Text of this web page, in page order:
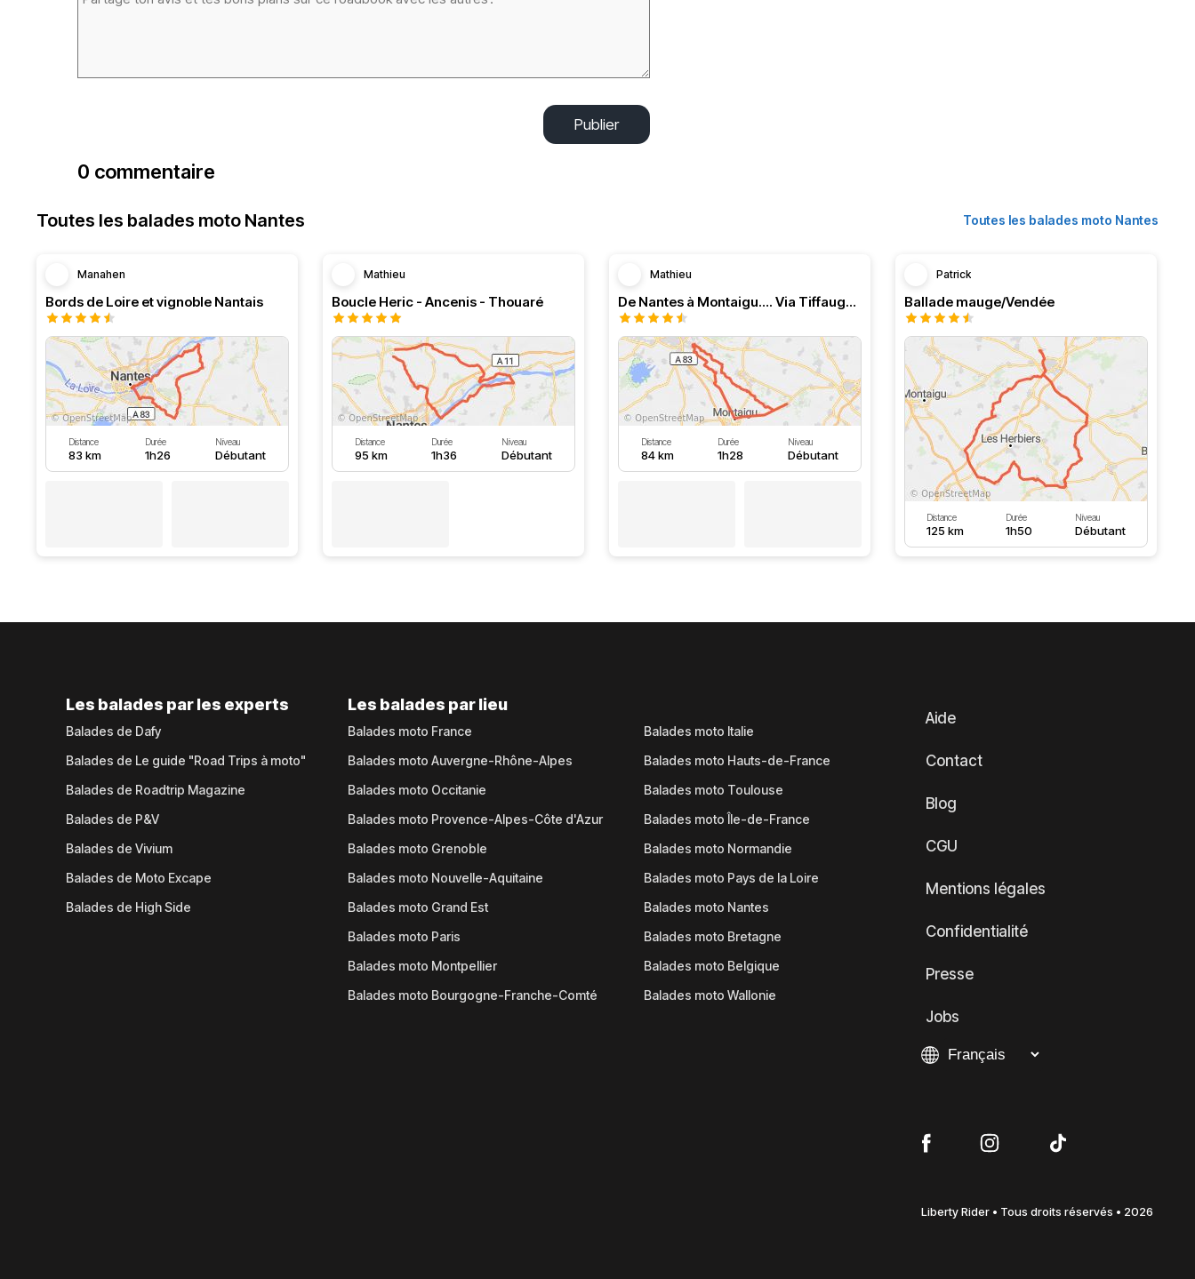
Publier
0 commentaire
Toutes les balades moto Nantes Toutes les balades moto Nantes
Manahen
Bords de Loire et vignoble Nantais
Distance
83 km
Durée
1h26
Niveau
Débutant
Mathieu
Boucle Heric - Ancenis - Thouaré
Distance
95 km
Durée
1h36
Niveau
Débutant
Mathieu
De Nantes à Montaigu…. Via Tiffauge :)
Distance
84 km
Durée
1h28
Niveau
Débutant
Patrick
Ballade mauge/Vendée
Distance
125 km
Durée
1h50
Niveau
Débutant
Les balades par les experts
Balades de Dafy
Balades de Le guide "Road Trips à moto"
Balades de Roadtrip Magazine
Balades de P&V
Balades de Vivium
Balades de Moto Excape
Balades de High Side
Les balades par lieu
Balades moto France
Balades moto Auvergne-Rhône-Alpes
Balades moto Occitanie
Balades moto Provence-Alpes-Côte d'Azur
Balades moto Grenoble
Balades moto Nouvelle-Aquitaine
Balades moto Grand Est
Balades moto Paris
Balades moto Montpellier
Balades moto Bourgogne-Franche-Comté
Balades moto Italie
Balades moto Hauts-de-France
Balades moto Toulouse
Balades moto Île-de-France
Balades moto Normandie
Balades moto Pays de la Loire
Balades moto Nantes
Balades moto Bretagne
Balades moto Belgique
Balades moto Wallonie
Aide
Contact
Blog
CGU
Mentions légales
Confidentialité
Presse
Jobs
Liberty Rider • Tous droits réservés • 2026